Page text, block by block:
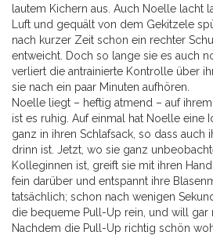
lautem Kichern aus. Auch Noelle lacht
Luft und gequält von dem Gekitzele
nach kurzer Zeit schon ein rechter
entweicht. Doch so lange sie es auch
verliert die antrainierte Kontrolle über
sie nach ein paar Minuten aufhören.
Noelle liegt – heftig atmend – auf
ist es ruhig. Auf einmal hat Noelle eine
ganz in ihren Schlafsack, so dass auch
drinn ist. Jetzt, wo sie ganz
Kolleginnen ist, greift sie mit ihren
fein darüber und entspannt ihre
tatsächlich; schon nach wenigen
die bequeme Pull-Up rein, und will gar
Nachdem die Pull-Up richtig schön